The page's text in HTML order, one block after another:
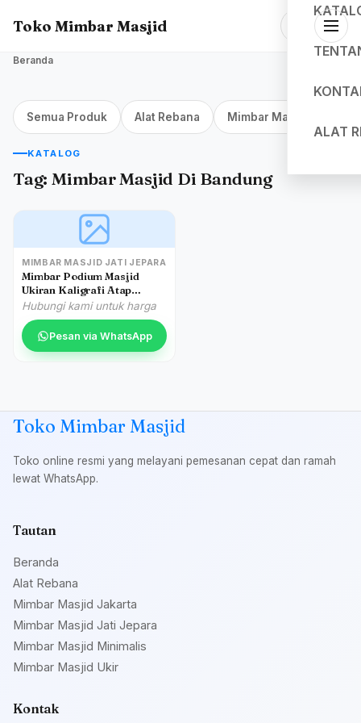
Toko Mimbar Masjid
ALAT
Beranda
Semua Produk Alat Rebana Mimbar Masjid Jakarta
KATALOG
Tag: Mimbar Masjid Di Bandung
MIMBAR MASJID JATI JEPARA
Mimbar Podium Masjid
Ukiran Kaligrafi Atap
Kubah Masjid Agung
Cibinong
Hubungi kami untuk harga
Pesan via WhatsApp
Toko Mimbar Masjid
Toko online resmi yang melayani pemesanan cepat dan ramah
lewat WhatsApp.
Tautan
Beranda
Alat Rebana
Mimbar Masjid Jakarta
Mimbar Masjid Jati Jepara
Mimbar Masjid Minimalis
Mimbar Masjid Ukir
Kontak